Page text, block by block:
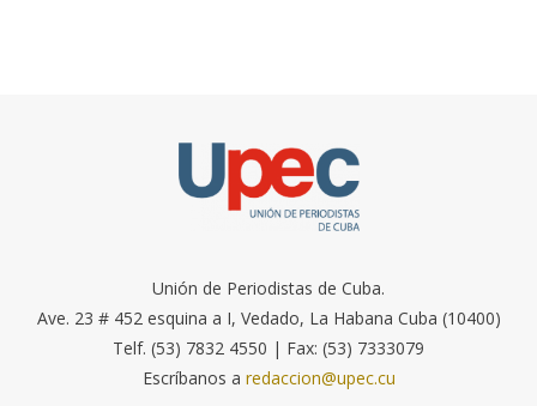
Unión de Periodistas de Cuba.
Ave. 23 # 452 esquina a I, Vedado, La Habana Cuba (10400)
Telf. (53) 7832 4550 | Fax: (53) 7333079
Escríbanos a redaccion@upec.cu